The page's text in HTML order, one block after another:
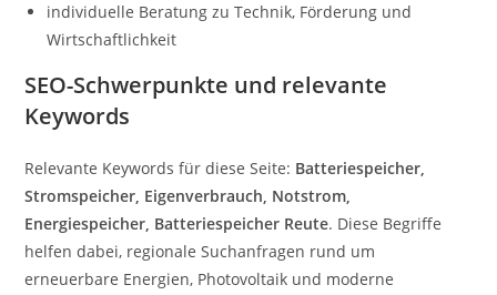
individuelle Beratung zu Technik, Förderung und
Wirtschaftlichkeit
SEO-Schwerpunkte und relevante
Keywords
Relevante Keywords für diese Seite: Batteriespeicher,
Stromspeicher, Eigenverbrauch, Notstrom,
Energiespeicher, Batteriespeicher Reute. Diese Begriffe
helfen dabei, regionale Suchanfragen rund um
erneuerbare Energien, Photovoltaik und moderne